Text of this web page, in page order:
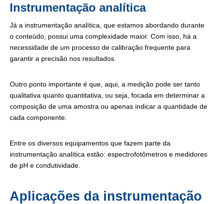
Instrumentação analítica
Já a instrumentação analítica, que estamos abordando durante
o conteúdo, possui uma complexidade maior. Com isso, há a
necessidade de um processo de calibração frequente para
garantir a precisão nos resultados.
Outro ponto importante é que, aqui, a medição pode ser tanto
qualitativa quanto quantitativa, ou seja, focada em determinar a
composição de uma amostra ou apenas indicar a quantidade de
cada componente.
Entre os diversos equipamentos que fazem parte da
instrumentação analítica estão: espectrofotômetros e medidores
de pH e condutividade.
Aplicações da instrumentação